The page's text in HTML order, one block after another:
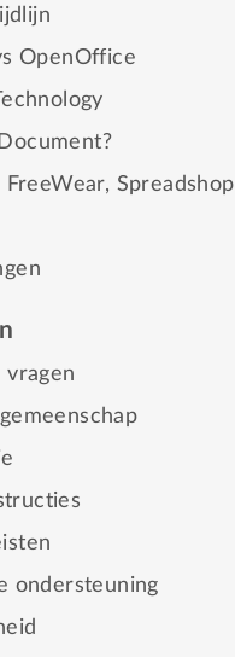
OpenOffice
FreeWear, Spreadshop
vragen
ondersteuning